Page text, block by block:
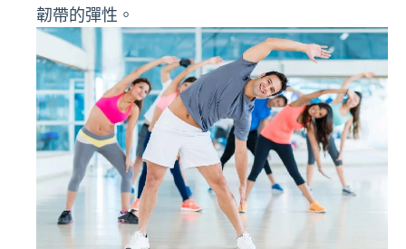
韌帶的彈性。